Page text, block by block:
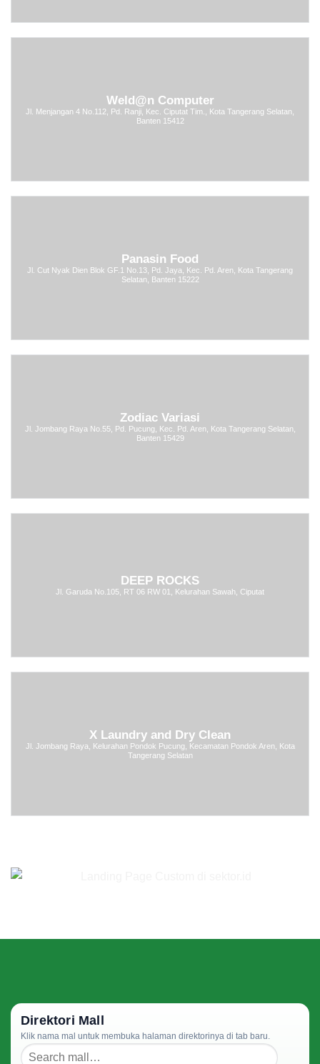
Weld@n Computer
Jl. Menjangan 4 No.112, Pd. Ranji, Kec. Ciputat Tim., Kota Tangerang Selatan,
Banten 15412
Panasin Food
Jl. Cut Nyak Dien Blok GF.1 No.13, Pd. Jaya, Kec. Pd. Aren, Kota Tangerang
Selatan, Banten 15222
Zodiac Variasi
Jl. Jombang Raya No.55, Pd. Pucung, Kec. Pd. Aren, Kota Tangerang Selatan,
Banten 15429
DEEP ROCKS
Jl. Garuda No.105, RT 06 RW 01, Kelurahan Sawah, Ciputat
X Laundry and Dry Clean
Jl. Jombang Raya, Kelurahan Pondok Pucung, Kecamatan Pondok Aren, Kota
Tangerang Selatan
Direktori Mall
Klik nama mal untuk membuka halaman direktorinya di tab baru.